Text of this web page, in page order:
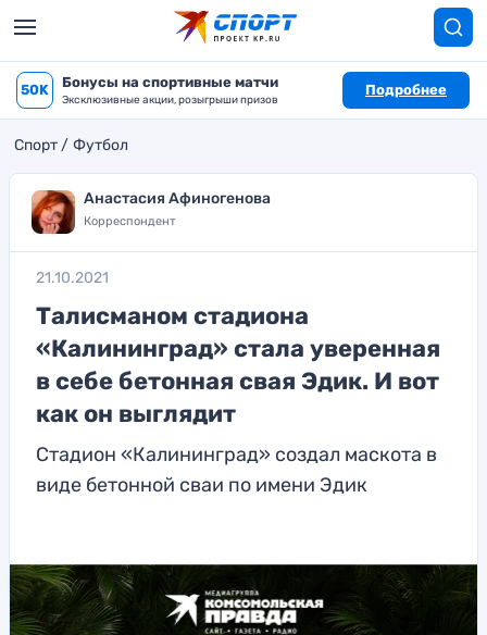
50K Бонусы на спортивные матчи
Эксклюзивные акции, розыгрыши призов
Подробнее
Спорт Футбол
Анастасия Афиногенова
Корреспондент
21.10.2021
Талисманом стадиона
«Калининград» стала уверенная
в себе бетонная свая Эдик. И вот
как он выглядит
Стадион «Калининград» создал маскота в
виде бетонной сваи по имени Эдик